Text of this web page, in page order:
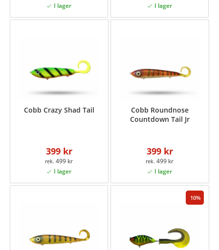
Cobb Crazy Shad Tail
399 kr
499 kr
Cobb Roundnose
Countdown Tail Jr
399 kr
499 kr
10